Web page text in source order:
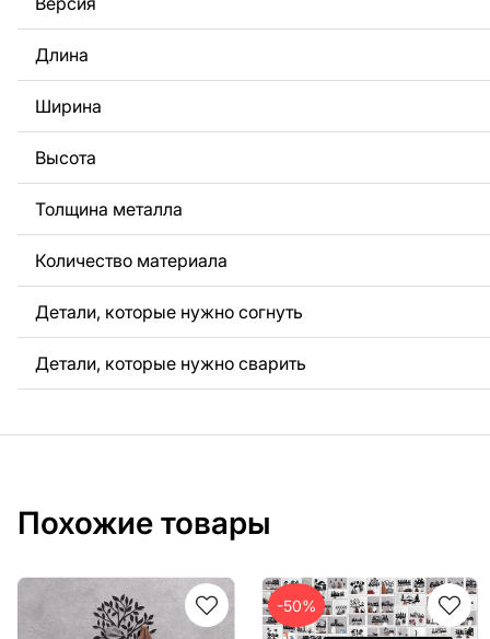
За дополнительную плату мы можем добавить любой
логотип вашей компании или внести другие изменения
Если вам нужно, чтобы мы выполнили индивидуальный
металла для вас, пожалуйста, свяжитесь с нами.
Если у вас остались вопросы или вам нужна помощь,
любое время, мы всегда готовы помочь.
Длина
Ширина
Высота
Толщина металла
Количество материала
Детали, которые нужно согнуть
Детали, которые нужно сварить
Похожие товары
-50%